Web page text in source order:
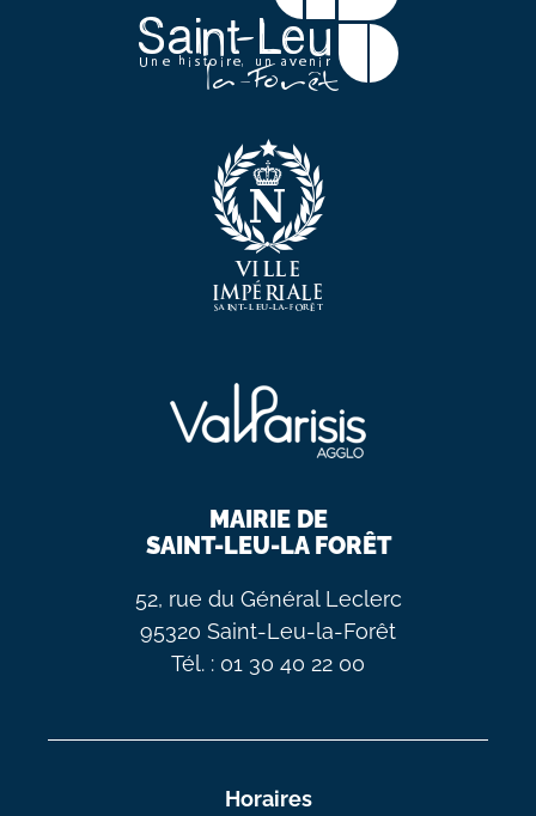
MAIRIE DE
SAINT-LEU-LA FORÊT
52, rue du Général Leclerc
95320 Saint-Leu-la-Forêt
Tél. : 01 30 40 22 00
Horaires